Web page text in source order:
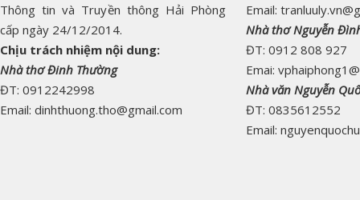
Thông tin và Truyền thông Hải Phòng
cấp ngày 24/12/2014.
Chịu trách nhiệm nội dung:
Nhà thơ Đinh Thường
ĐT: 0912242998
Email: dinhthuong.tho@gmail.com
Email:
Nhà thơ Nguyễn
ĐT: 0912 808 927
Emai:
Nhà văn Nguyễn
ĐT: 0835612552
Email: